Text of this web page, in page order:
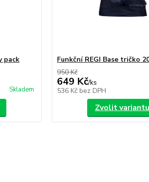
pack
Skladem
Funkční REGI Base tričko
950 Kč
649 Kč/ks
536 Kč bez DPH
Zvolit variantu